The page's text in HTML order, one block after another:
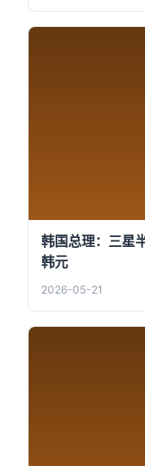
韩国总理：三星
韩元
2026-05-21